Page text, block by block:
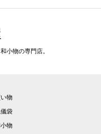
小物の専門店。
物
袋
物